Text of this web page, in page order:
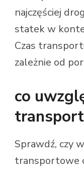
najczęściej
statek w
Czas
zależnie od
co
Sprawdź, czy
transportowe